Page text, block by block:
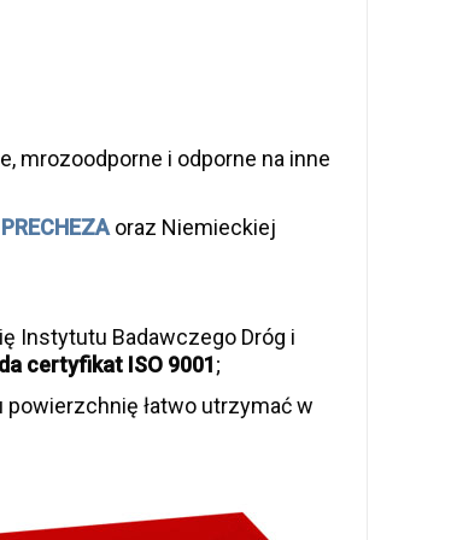
mrozoodporne i odporne na inne
PRECHEZA oraz Niemieckiej
Instytutu Badawczego Dróg i
certyfikat ISO 9001;
łatwo utrzymać w